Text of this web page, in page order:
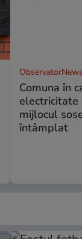
Comuna în
electricitate
mijlocul
întâmplat